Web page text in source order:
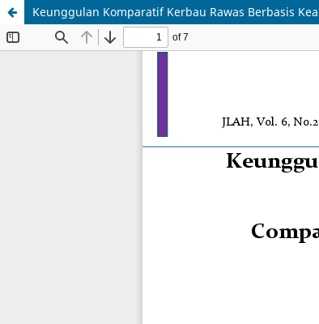
Keunggulan Komparatif Kerbau Rawas Berbasis